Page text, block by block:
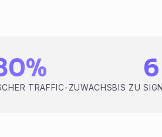
TRAFFIC-ZUWACHSBIS ZU